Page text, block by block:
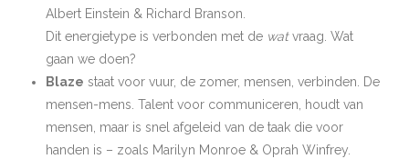
Albert Einstein & Richard Branson.
Dit energietype is verbonden met de watvraag. Wat
gaan we doen?
Blaze staat voor vuur, de zomer, mensen, verbinden. De
mensen-mens. Talent voor communiceren, houdt van
mensen, maar is snel afgeleid van de taak die voor
handen is – zoals Marilyn Monroe & Oprah Winfrey.